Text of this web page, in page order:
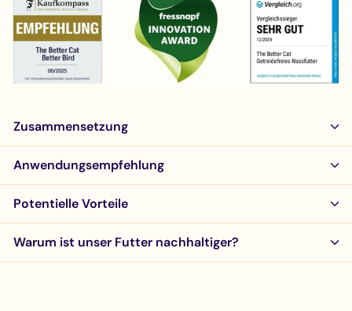
Zusammensetzung
Anwendungsempfehlung
Potentielle Vorteile
Warum ist unser Futter nachhaltiger?